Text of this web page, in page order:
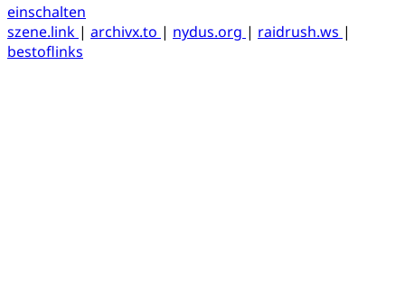
einschalten
szene.link | archivx.to | nydus.org | raidrush.ws |
bestoflinks